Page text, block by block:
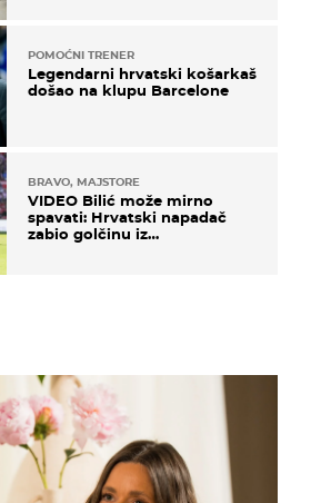
POMOĆNI TRENER
Legendarni hrvatski košarkaš
došao na klupu Barcelone
BRAVO, MAJSTORE
VIDEO Bilić može mirno
spavati: Hrvatski napadač
zabio golčinu iz